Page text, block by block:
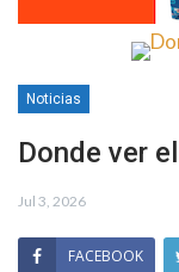
Noticias
Donde ver
Jul 3, 2026
FACEBOOK